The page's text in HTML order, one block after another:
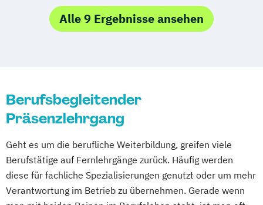
Alle 9 Ergebnisse ansehen
Berufsbegleitender
Präsenzlehrgang
Geht es um die berufliche Weiterbildung, greifen viele
Berufstätige auf Fernlehrgänge zurück. Häufig werden
diese für fachliche Spezialisierungen genutzt oder um mehr
Verantwortung im Betrieb zu übernehmen. Gerade wenn